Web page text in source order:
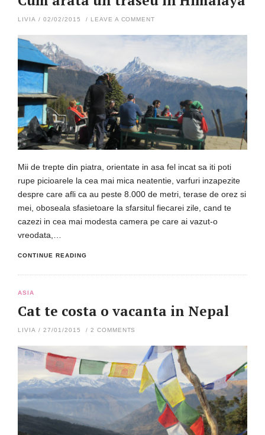
LIVIA / 02/02/2015 / LEAVE A COMMENT
Mii de trepte din piatra, orientate in asa fel incat sa iti poti
rupe picioarele la cea mai mica neatentie, varfuri inzapezite
despre care afli ca au peste 8.000 de metri, terase de orez si
mei, oboseala sfasietoare la sfarsitul fiecarei zile, cand te
cazezi in cea mai modesta camera pe care ai vazut-o
vreodata,…
CONTINUE READING
ASIA
Cat te costa o vacanta in Nepal
LIVIA / 27/01/2015 / 2 COMMENTS